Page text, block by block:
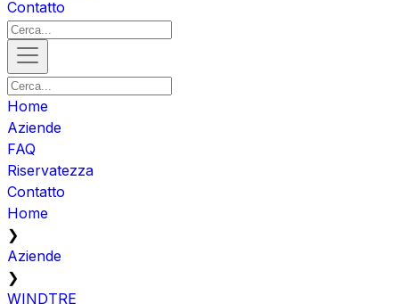
Contatto
Home
Aziende
FAQ
Riservatezza
Contatto
Home
❯
Aziende
❯
WINDTRE